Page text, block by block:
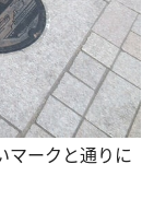
マークと通りに